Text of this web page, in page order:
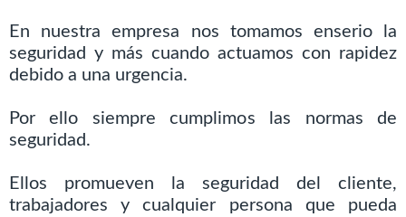
En nuestra empresa nos tomamos enserio la
seguridad y más cuando actuamos con rapidez
debido a una urgencia.
Por ello siempre cumplimos las normas de
seguridad.
Ellos promueven la seguridad del cliente,
trabajadores y cualquier persona que pueda